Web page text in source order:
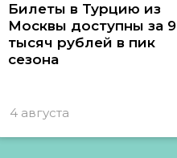
Билеты в Турцию из
Москвы доступны за 9
тысяч рублей в пик
сезона
4 августа